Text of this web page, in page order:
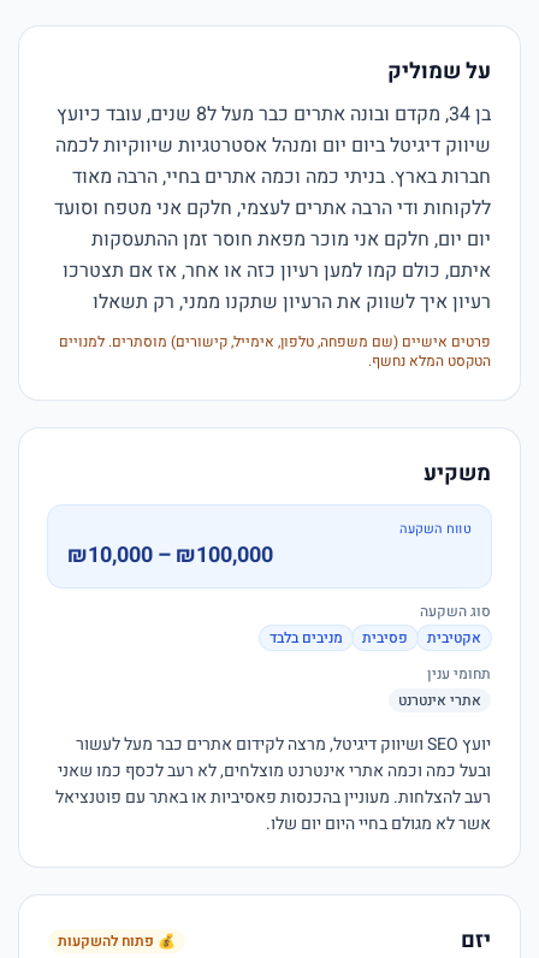
על שמוליק
רעיון איך לשווק את הרעיון שתקנו ממני, רק תשאלו
פרטים אישיים (שם משפחה, טלפון, אימייל, קישורים) מוסתרים. למנויים
הטקסט המלא נחשף.
משקיע
טווח השקעה
₪10,000 – ₪100,000
סוג השקעה
אקטיבית
פסיבית
מניבים בלבד
תחומי ענין
אתרי אינטרנט
אשר לא מגולם בחיי היום יום שלו.
יזם 💰 פתוח להשקעות